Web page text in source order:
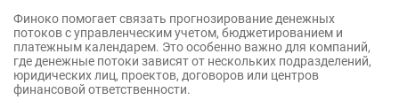
Финоко помогает связать прогнозирование денежных
потоков с управленческим учетом, бюджетированием и
платежным календарем. Это особенно важно для компаний,
где денежные потоки зависят от нескольких подразделений,
юридических лиц, проектов, договоров или центров
финансовой ответственности.